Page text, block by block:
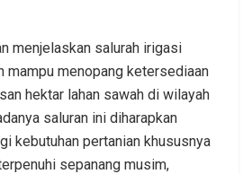
menjelaskan salurah irigasi
mampu menopang ketersediaan
hektar lahan sawah di wilayah
saluran ini diharapkan
kebutuhan pertanian khususnya
sepanang musim,